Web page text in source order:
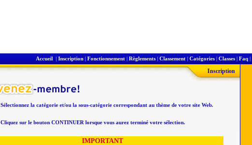
Accueil | Inscription | Fonctionnement | Règlements | Classement | Catégories | Classes | Faq |
Inscription
Sélectionnez la catégorie et/ou la sous-catégorie correspondant au thème de votre site Web.
Cliquez sur le bouton CONTINUER lorsque vous aurez terminé votre sélection.
IMPORTANT